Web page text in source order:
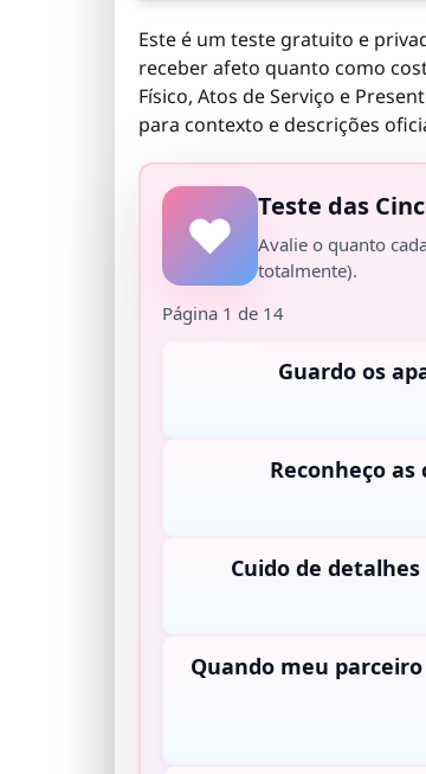
Este é um teste gratuito e
receber afeto quanto como
Físico, Atos de Serviço e
para contexto e descrições
Teste das
Avalie o quanto
totalmente).
Página 1 de 14
Guardo os
Reconheço
Cuido de
Quando meu